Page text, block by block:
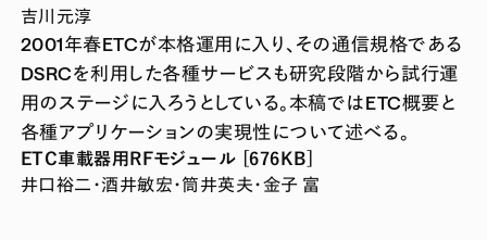
吉川元淳
2001年春ETCが本格運用に入り、その通信規格である
DSRCを利用した各種サービスも研究段階から試行運
用のステージに入ろうとしている。本稿ではETC概要と
各種アプリケーションの実現性について述べる。
ETC車載器用RFモジュール [676KB]
井口裕二・酒井敏宏・筒井英夫・金子 富